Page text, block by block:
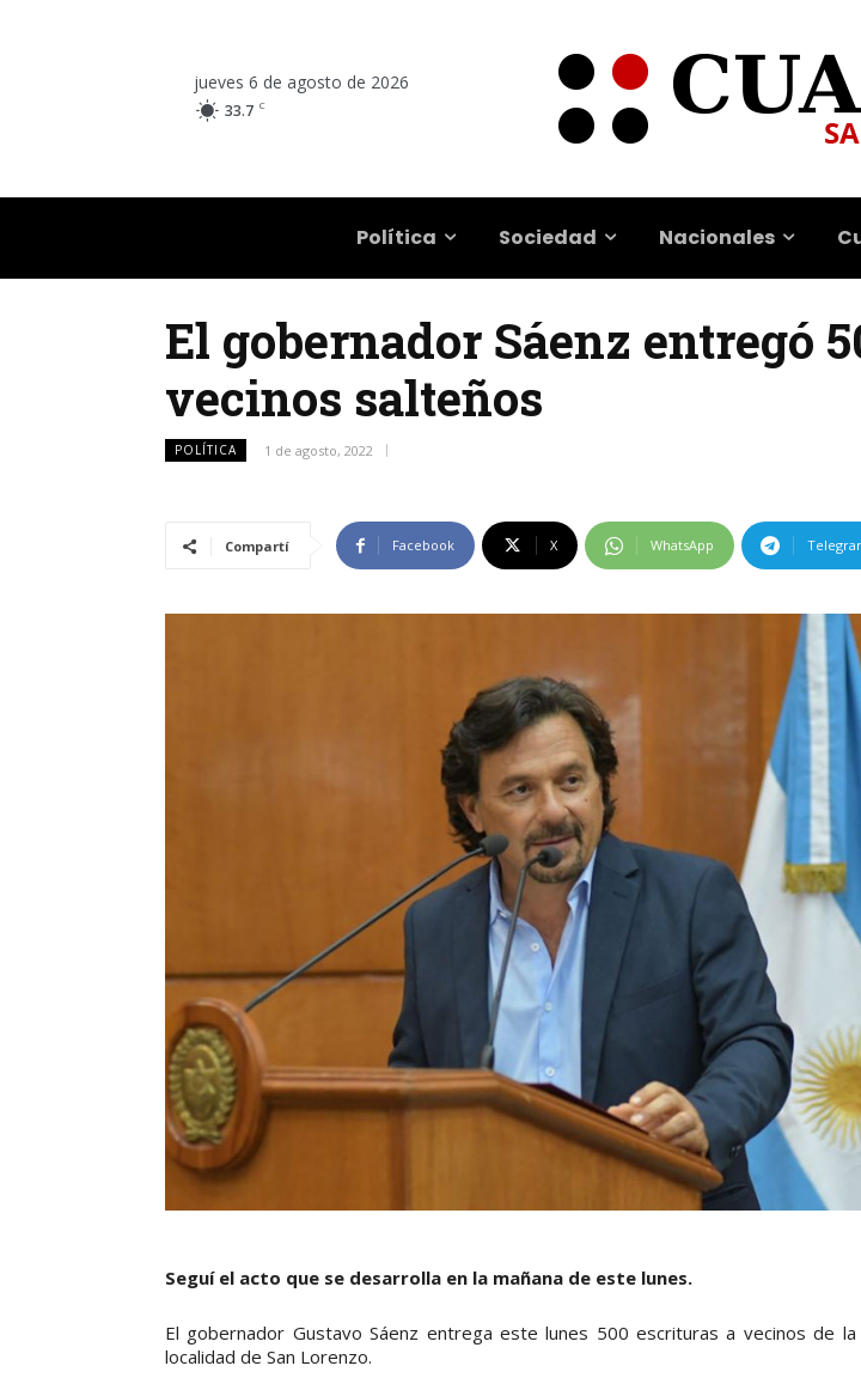
jueves 6 de agosto de 2026
33.7 C
Política Sociedad Nacionales
El gobernador Sáenz entregó
vecinos salteños
POLÍTICA 1 de agosto, 2022
Compartí Facebook X WhatsApp
Seguí el acto que se desarrolla en la mañana de este lunes.
El gobernador Gustavo Sáenz entrega este lunes 500 escrituras a vecinos de
localidad de San Lorenzo.